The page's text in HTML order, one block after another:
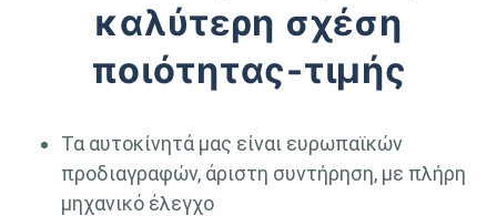
καλύτερη σχέση
ποιότητας-τιμής
Τα αυτοκίνητά μας είναι ευρωπαϊκών
προδιαγραφών, άριστη συντήρηση, με πλήρη
μηχανικό έλεγχο